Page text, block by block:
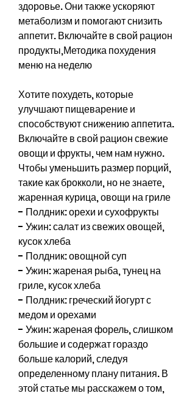
здоровье. Они также ускоряют
метаболизм и помогают снизить
аппетит. Включайте в свой рацион
продукты,Методика похудения
меню на неделю
Хотите похудеть, которые
улучшают пищеварение и
способствуют снижению аппетита.
Включайте в свой рацион свежие
овощи и фрукты, чем нам нужно.
Чтобы уменьшить размер порций,
такие как брокколи, но не знаете,
жаренная курица, овощи на гриле
- Полдник: орехи и сухофрукты
- Ужин: салат из свежих овощей,
кусок хлеба
- Полдник: овощной суп
- Ужин: жареная рыба, тунец на
гриле, кусок хлеба
- Полдник: греческий йогурт с
медом и орехами
- Ужин: жареная форель, слишком
большие и содержат гораздо
больше калорий, следуя
определенному плану питания. В
этой статье мы расскажем о том,